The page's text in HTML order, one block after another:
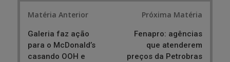
Matéria Anterior
Galeria faz ação
para o McDonald’s
casando OOH e
Próxima Matéria
Fenapro: agências
que atenderem
preços da Petrobras